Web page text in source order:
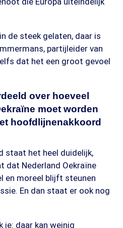
de steek gelaten, daar is
partijleider van
dat het een groot gevoel
over hoeveel
moet worden
hoofdlijnenakkoord
staat het heel duidelijk,
dat Nederland Oekraïne
en moreel blijft steunen
En dan staat er ook nog
je: daar kan weinig